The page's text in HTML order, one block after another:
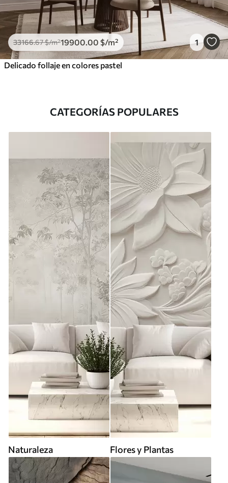
33166.67$/m²19900 .00 $/m² 1
Delicado follaje en colores pastel
CATEGORÍAS POPULARES
Naturaleza Flores y Plantas